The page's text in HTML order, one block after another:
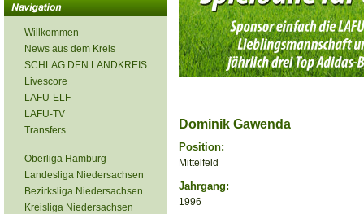
Willkommen
News aus dem Kreis
SCHLAG DEN LANDKREIS
Livescore
LAFU-ELF
LAFU-TV
Transfers
Oberliga Hamburg
Landesliga Niedersachsen
Bezirksliga Niedersachsen
Kreisliga Niedersachsen
Dominik Gawenda
Position:
Mittelfeld
Jahrgang:
1996